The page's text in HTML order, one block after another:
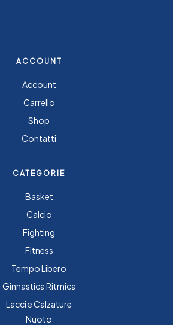
ACCOUNT
Account
Carrello
Shop
Contatti
CATEGORIE
Basket
Calcio
Fighting
Fitness
Tempo Libero
Ginnastica Ritmica
Lacci e Calzature
Nuoto